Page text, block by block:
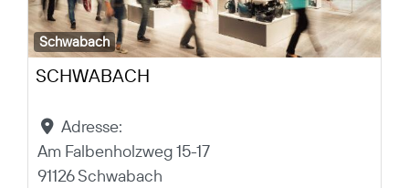
Schwabach
SCHWABACH
Adresse:
Am Falbenholzweg 15-17
91126 Schwabach